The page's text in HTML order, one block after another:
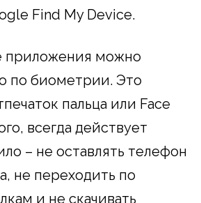
Find My Device.
приложения можно
по биометрии. Это
пальца или Face
всегда действует
– не оставлять телефон
не переходить по
и не скачивать